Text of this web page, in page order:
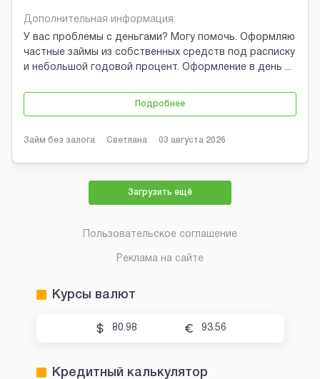
Дополнительная информация:
У вас проблемы с деньгами? Могу помочь. Оформляю
частные займы из собственных средств под расписку
и небольшой годовой процент. Оформление в день ...
Подробнее
Займ без залога Светлана 03 августа 2026
Загрузить ещё
Пользовательское соглашение
Реклама на сайте
Курсы валют
80.98 93.56
Кредитный калькулятор